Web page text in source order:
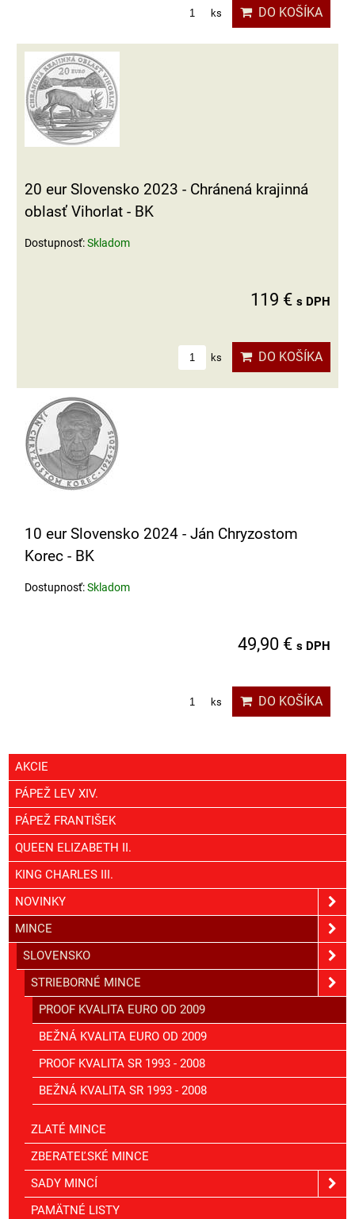
ks DO KOŠÍKA
20 eur Slovensko 2023 - Chránená krajinná
oblasť Vihorlat - BK
Dostupnosť:Skladom
119 € s DPH
ks DO KOŠÍKA
10 eur Slovensko 2024 - Ján Chryzostom
Korec - BK
Dostupnosť:Skladom
49,90 € s DPH
ks DO KOŠÍKA
AKCIE
PÁPEŽ LEV XIV.
PÁPEŽ FRANTIŠEK
QUEEN ELIZABETH II.
KING CHARLES III.
NOVINKY
MINCE
SLOVENSKO
STRIEBORNÉ MINCE
PROOF KVALITA EURO OD 2009
BEŽNÁ KVALITA EURO OD 2009
PROOF KVALITA SR 1993 - 2008
BEŽNÁ KVALITA SR 1993 - 2008
ZLATÉ MINCE
ZBERATEĽSKÉ MINCE
SADY MINCÍ
PAMÄTNÉ LISTY